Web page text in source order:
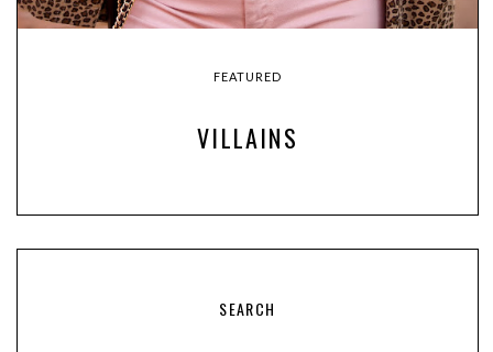
FEATURED
VILLAINS
SEARCH